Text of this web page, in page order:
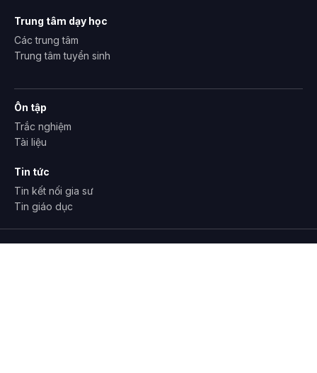
Trung tâm dạy học
Các trung tâm
Trung tâm tuyển sinh
Ôn tập
Trắc nghiệm
Tài liệu
Tin tức
Tin kết nối gia sư
Tin giáo dục